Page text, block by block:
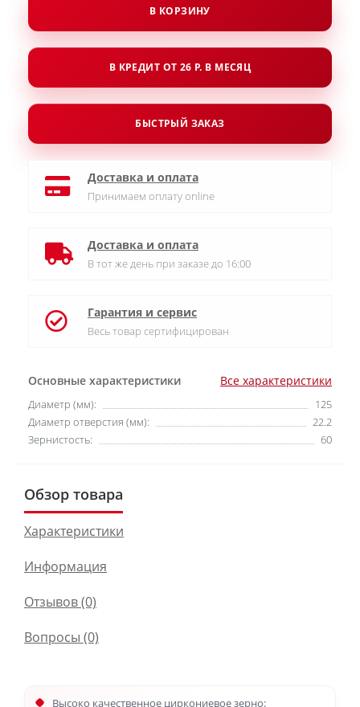
Основные характеристики Все характеристики
Диаметр (мм):
125
Диаметр отверстия (мм):
22.2
Зернистость:
60
В КОРЗИНУ
В КРЕДИТ ОТ 26 Р. В МЕСЯЦ
БЫСТРЫЙ ЗАКАЗ
Доставка и оплата
Принимаем оплату online
Доставка и оплата
В тот же день при заказе до 16:00
Гарантия и сервис
Весь товар сертифицирован
Обзор товара
Характеристики
Информация
Отзывов (0)
Вопросы (0)
Высоко качественное циркониевое зерно: